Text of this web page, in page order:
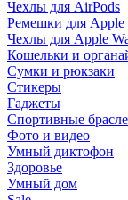
Чехлы для AirPods
Ремешки для Apple
Чехлы для Apple
Кошельки и
Сумки и рюкзаки
Стикеры
Гаджеты
Спортивные
Фото и видео
Умный диктофон
Здоровье
Умный дом